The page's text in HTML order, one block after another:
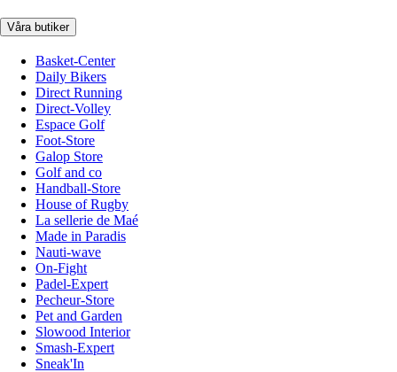
Våra butiker
Basket-Center
Daily Bikers
Direct Running
Direct-Volley
Espace Golf
Foot-Store
Galop Store
Golf and co
Handball-Store
House of Rugby
La sellerie de Maé
Made in Paradis
Nauti-wave
On-Fight
Padel-Expert
Pecheur-Store
Pet and Garden
Slowood Interior
Smash-Expert
Sneak'In